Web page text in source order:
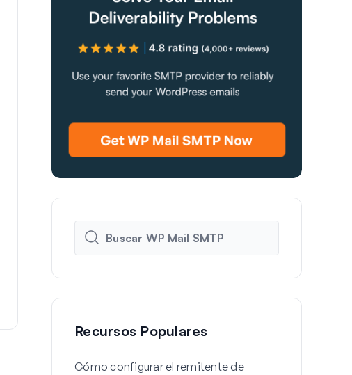
Recursos Populares
Cómo configurar el remitente de